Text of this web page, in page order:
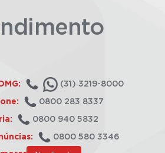
(31) 3219-8000
0800 283 8337
0800 940 5832
0800 580 3346